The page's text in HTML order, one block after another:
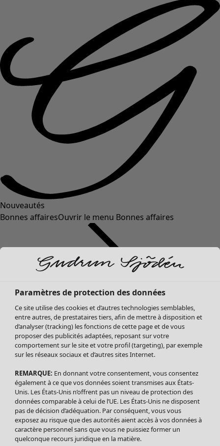
Nouveautés
Bonnes affairesOuvrir le menu Bonnes affaires
Soldes Vêtements
Tous les vêtements
Robes
Tuniques
Blouses
Tops
Gilets
Pantalon
Jupes
Paramètres de protection des données
Ce site utilise des cookies et d’autres technologies semblables,
entre autres, de prestataires tiers, afin de mettre à disposition et
d’analyser (tracking) les fonctions de cette page et de vous
proposer des publicités adaptées, reposant sur votre
comportement sur le site et votre profil (targeting), par exemple
sur les réseaux sociaux et d’autres sites Internet.
REMARQUE: En donnant votre consentement, vous consentez
également à ce que vos données soient transmises aux États-
Unis. Les États-Unis n’offrent pas un niveau de protection des
données comparable à celui de l’UE. Les États-Unis ne disposent
pas de décision d’adéquation. Par conséquent, vous vous
exposez au risque que des autorités aient accès à vos données à
caractère personnel sans que vous ne puissiez former un
quelconque recours juridique en la matière.